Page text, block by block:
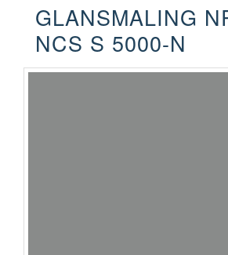
GLANSMALING
NCS S 5000-N